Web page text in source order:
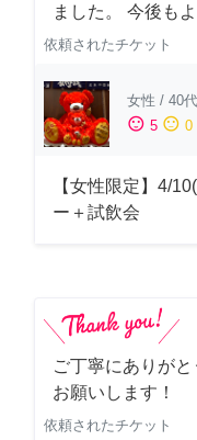
ました。 今後も
依頼されたチケット
女性 / 40代
sentiment_satisfied 5 sentiment_neutral 0
【女性限定】4/
ー＋試飲会
ご丁寧にありが
お願いします！
依頼されたチケット